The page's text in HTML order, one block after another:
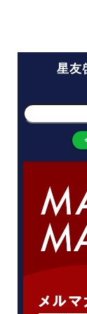
星友